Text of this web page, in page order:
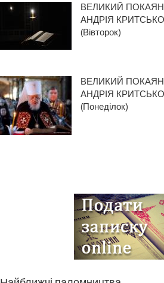
ВЕЛИКИЙ
АНДРІЯ
(Вівторок)
ВЕЛИКИЙ
АНДРІЯ
(Понеділок)